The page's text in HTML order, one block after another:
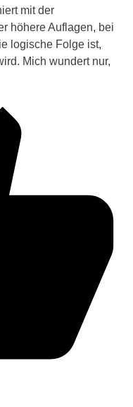
mit der
höhere Auflagen, bei
logische Folge ist,
Mich wundert nur,